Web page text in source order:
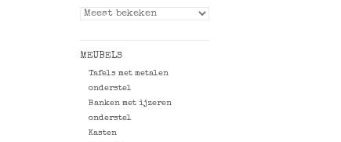
MEUBELS
Tafels met metalen
onderstel
Banken met ijzeren
onderstel
Kasten